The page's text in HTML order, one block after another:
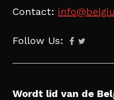
Contact:
Follow Us:
Wordt lid van de